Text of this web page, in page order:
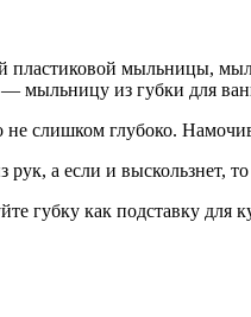
пластиковой мыльницы,
мыльницу из губки для
слишком глубоко.
рук, а если и выскользнет,
губку как подставку для